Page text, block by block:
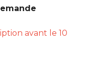
avant le 10